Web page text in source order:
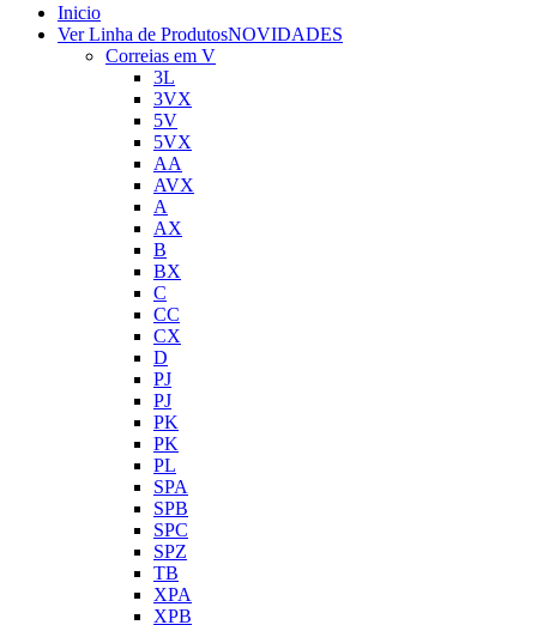
Inicio
Ver Linha de ProdutosNOVIDADES
Correias em V
3L
3VX
5V
5VX
AA
AVX
A
AX
B
BX
C
CC
CX
D
PJ
PJ
PK
PK
PL
SPA
SPB
SPC
SPZ
TB
XPA
XPB